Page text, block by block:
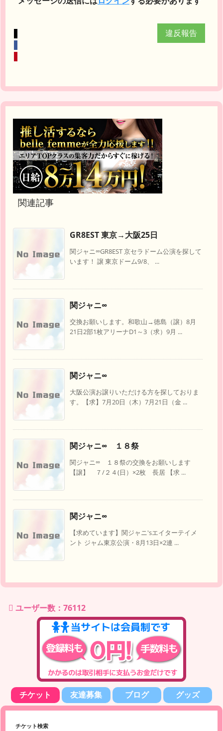
違反報告
関連記事
GR8EST 東京→大阪25日
関ジャニ∞GR8EST 京セラドーム公演を探して
います！ 譲 東京ドーム9/8、 ...
関ジャニ∞
交換お願いします。和歌山→徳島（譲）8月
21日2部1枚アリーナD1～3（求）9月 ...
関ジャニ∞
大阪公演お譲りいただける方を探しておりま
す。【求】7月20日（木）7月21日（金 ...
関ジャニ∞ １８祭
関ジャニ∞ １８祭の交換をお願いします
【譲】 ７/２４(日）×2枚 長居 【求 ...
関ジャニ∞
【求めています】関ジャニ'sエイターテイメ
ント ジャム東京公演・8月13日×2連 ...
ユーザー数：76112
チケット 友達募集 ブログ グッズ
チケット検索